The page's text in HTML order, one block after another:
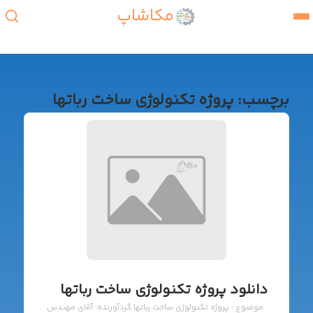
مکاشاپ
برچسب: پروژه تکنولوژی ساخت رباتها
دانلود پروژه تکنولوژی ساخت رباتها
موضوع : پروژه تکنولوژی ساخت رباتها گردآورنده: آقای مهندس